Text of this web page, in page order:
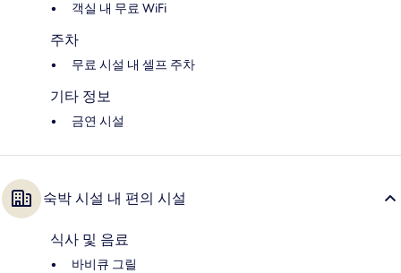
객실 내 무료 WiFi
주차
무료 시설 내 셀프 주차
기타 정보
금연 시설
숙박 시설 내 편의 시설
식사 및 음료
바비큐 그릴